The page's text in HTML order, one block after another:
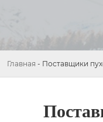
Главная - Поставщики